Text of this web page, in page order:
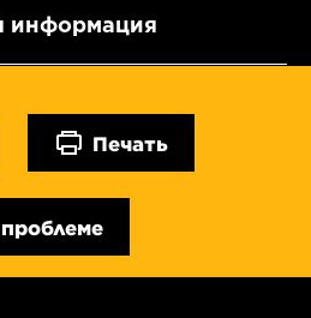
информация
Печать